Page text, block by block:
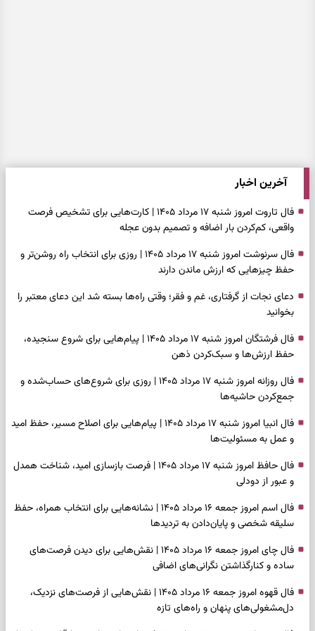
آخرین اخبار
فال تاروت امروز شنبه ۱۷ مرداد ۱۴۰۵ | کارت‌هایی برای تشخیص فرصت
واقعی، کم‌کردن بار اضافه و تصمیم بدون عجله
فال سرنوشت امروز شنبه ۱۷ مرداد ۱۴۰۵ | روزی برای انتخاب راه روشن‌تر و
حفظ چیزهایی که ارزش ماندن دارند
دعای نجات از گرفتاری، غم و فقر؛ وقتی راه‌ها بسته شد این دعای معتبر را
بخوانید
فال فرشتگان امروز شنبه ۱۷ مرداد ۱۴۰۵ | پیام‌هایی برای شروع سنجیده،
حفظ ارزش‌ها و سبک‌کردن ذهن
فال روزانه امروز شنبه ۱۷ مرداد ۱۴۰۵ | روزی برای شروع‌های حساب‌شده و
جمع‌کردن حاشیه‌ها
فال انبیا امروز شنبه ۱۷ مرداد ۱۴۰۵ | پیام‌هایی برای اصلاح مسیر، حفظ امید
و عمل به مسئولیت‌ها
فال حافظ امروز شنبه ۱۷ مرداد ۱۴۰۵ | فرصت بازسازی امید، شناخت همدل
و عبور از دودلی
فال اسم امروز جمعه ۱۶ مرداد ۱۴۰۵ | نشانه‌هایی برای انتخاب همراه، حفظ
سلیقه شخصی و پایان‌دادن به تردیدها
فال چای امروز جمعه ۱۶ مرداد ۱۴۰۵ | نقش‌هایی برای دیدن فرصت‌های
ساده و کنارگذاشتن نگرانی‌های اضافی
فال قهوه امروز جمعه ۱۶ مرداد ۱۴۰۵ | نقش‌هایی از فرصت‌های نزدیک،
دل‌مشغولی‌های پنهان و راه‌های تازه